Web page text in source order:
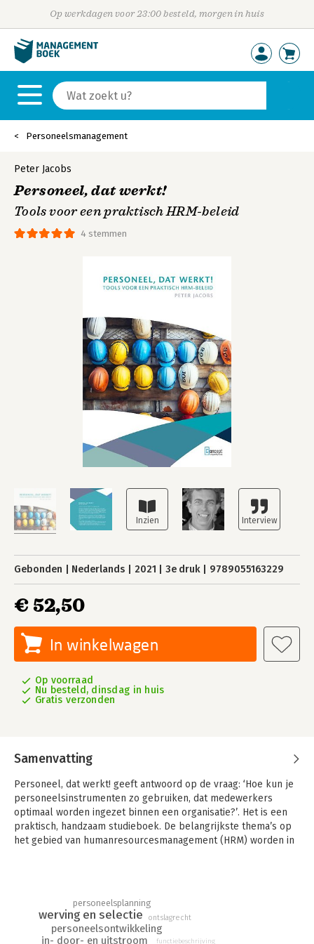
Op werkdagen voor 23:00 besteld, morgen in huis
Personeelsmanagement
4 stemmen
Peter Jacobs
Personeel, dat werkt!
Tools voor een praktisch HRM-beleid
Gebonden Nederlands 2021 3e druk 9789055163229
€ 52,50
In winkelwagen
Op voorraad
Nu besteld, dinsdag in huis
Gratis verzonden
Samenvatting
Personeel, dat werkt! geeft antwoord op de vraag: ‘Hoe kun je
personeelsinstrumenten zo gebruiken, dat medewerkers
optimaal worden ingezet binnen een organisatie?’. Het is een
praktisch, handzaam studieboek. De belangrijkste thema’s op
het gebied van humanresourcesmanagement (HRM) worden in
Dit boek gaat niet alleen in op de theorie van in-, door- en
uitstroom, maar geeft ook handvatten om deze instrumenten
zo optimaal mogelijk door te voeren in een organisatie. Dit
in- door- en uitstroom
personeelsontwikkeling
werving en selectie
personeelsplanning
functiebeschrijving
ontslagrecht